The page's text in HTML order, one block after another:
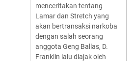
menceritakan tentang
Lamar dan Stretch yang
akan bertransaksi narkoba
dengan salah seorang
anggota Geng Ballas, D.
Franklin lalu diajak oleh